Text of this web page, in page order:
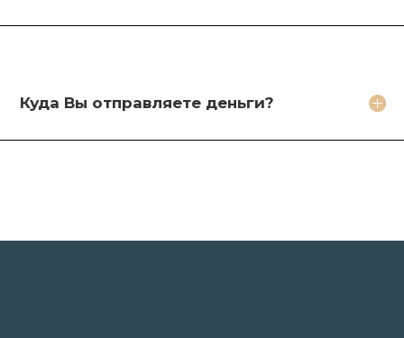
Куда Вы отправляете деньги?
Какое фото необходимо сделать?
Какие бонусы я получу?